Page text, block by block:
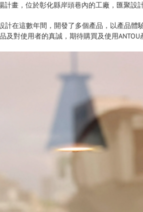
計畫，位於彰化縣岸頭巷內的工廠，匯聚設
計在這數年間，開發了多個產品，以產品
及對使用者的真誠，期待購買及使用